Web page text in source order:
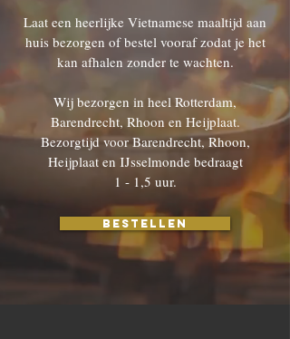
Laat een heerlijke Vietnamese maaltijd aan
huis bezorgen of bestel vooraf zodat je het
kan afhalen zonder te wachten.
Wij bezorgen in heel Rotterdam,
Barendrecht, Rhoon en Heijplaat.
Bezorgtijd voor Barendrecht, Rhoon,
Heijplaat en IJsselmonde bedraagt
1 - 1,5 uur.
Bestellen